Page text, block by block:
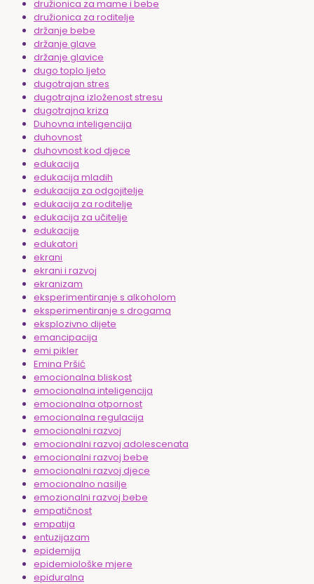
družionica za mame i bebe
družionica za roditelje
držanje bebe
držanje glave
držanje glavice
dugo toplo ljeto
dugotrajan stres
dugotrajna izloženost stresu
dugotrajna kriza
Duhovna inteligencija
duhovnost
duhovnost kod djece
edukacija
edukacija mladih
edukacija za odgojitelje
edukacija za roditelje
edukacija za učitelje
edukacije
edukatori
ekrani
ekrani i razvoj
ekranizam
eksperimentiranje s alkoholom
eksperimentiranje s drogama
eksplozivno dijete
emancipacija
emi pikler
Emina Pršić
emocionalna bliskost
emocionalna inteligencija
emocionalna otpornost
emocionalna regulacija
emocionalni razvoj
emocionalni razvoj adolescenata
emocionalni razvoj bebe
emocionalni razvoj djece
emocionalno nasilje
emozionalni razvoj bebe
empatičnost
empatija
entuzijazam
epidemija
epidemiološke mjere
epiduralna